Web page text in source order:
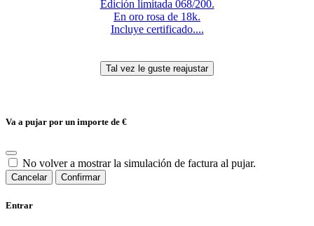
Edición limitada 068/200.
En oro rosa de 18k.
Incluye certificado....
Va a pujar por un importe de €
No volver a mostrar la simulación de factura al pujar.
Cancelar Confirmar
Entrar